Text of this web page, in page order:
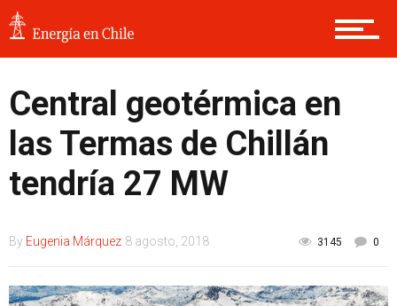
Central geotérmica en
las Termas de Chillán
tendría 27 MW
By Eugenia Márquez 8 agosto, 2018 3145 0